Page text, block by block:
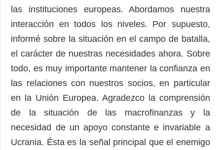
las instituciones europeas. Abordamos nuestra
interacción en todos los niveles. Por supuesto,
informé sobre la situación en el campo de batalla,
el carácter de nuestras necesidades ahora. Sobre
todo, es muy importante mantener la confianza en
las relaciones con nuestros socios, en particular
en la Unión Europea. Agradezco la comprensión
de la situación de las macrofinanzas y la
necesidad de un apoyo constante e invariable a
Ucrania. Ésta es la señal principal que el enemigo